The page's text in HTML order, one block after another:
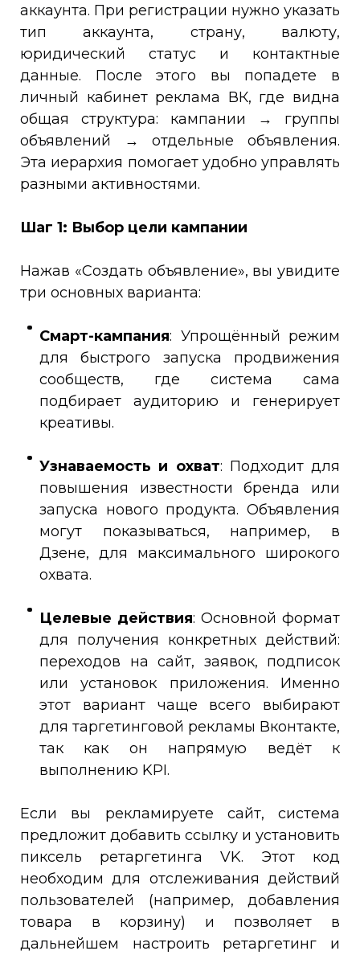
аккаунта. При регистрации нужно указать
тип аккаунта, страну, валюту,
юридический статус и контактные
данные. После этого вы попадете в
личный кабинет реклама ВК, где видна
общая структура: кампании → группы
объявлений → отдельные объявления.
Эта иерархия помогает удобно управлять
разными активностями.
Шаг 1: Выбор цели кампании
Нажав «Создать объявление», вы увидите
три основных варианта:
Смарт-кампания: Упрощённый режим
для быстрого запуска продвижения
сообществ, где система сама
подбирает аудиторию и генерирует
креативы.
Узнаваемость и охват: Подходит для
повышения известности бренда или
запуска нового продукта. Объявления
могут показываться, например, в
Дзене, для максимального широкого
охвата.
Целевые действия: Основной формат
для получения конкретных действий:
переходов на сайт, заявок, подписок
или установок приложения. Именно
этот вариант чаще всего выбирают
для таргетинговой рекламы Вконтакте,
так как он напрямую ведёт к
выполнению KPI.
Если вы рекламируете сайт, система
предложит добавить ссылку и установить
пиксель ретаргетинга VK. Этот код
необходим для отслеживания действий
пользователей (например, добавления
товара в корзину) и позволяет в
дальнейшем настроить ретаргетинг и